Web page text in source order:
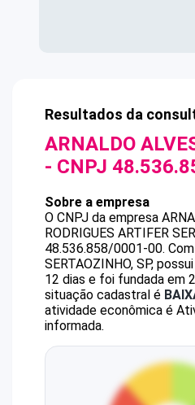
Resultados da
ARNALDO
- CNPJ
Sobre a empresa
O CNPJ da empresa
RODRIGUES ARTIFER
48.536.858/0001-00.
SERTAOZINHO, SP,
12 dias e foi fundada em
situação cadastral é
atividade econômica é
informada.